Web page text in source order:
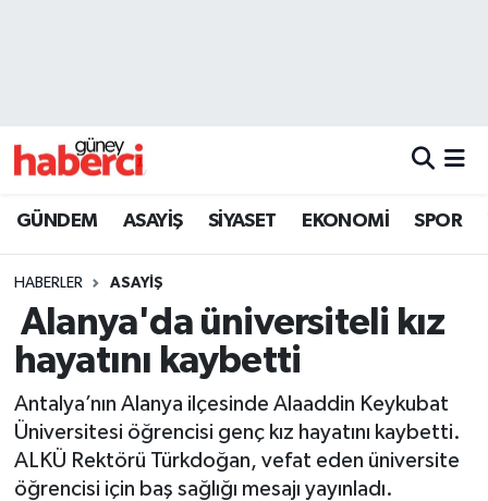
GÜNDEM ASAYİŞ SİYASET EKONOMİ SPOR
HABERLER ASAYİŞ
Alanya'da üniversiteli kız
hayatını kaybetti
Antalya’nın Alanya ilçesinde Alaaddin Keykubat
Üniversitesi öğrencisi genç kız hayatını kaybetti.
ALKÜ Rektörü Türkdoğan, vefat eden üniversite
öğrencisi için baş sağlığı mesajı yayınladı.
Beyoğlu Trafik Yoğunluk Haritası
Son Dakika Haberleri
Haber Arşivi